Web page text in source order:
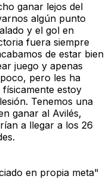
ganar lejos del
algún punto
y el gol en
fuera siempre
de estar bien
juego y apenas
pero les ha
estoy
Tenemos una
ganar al Avilés,
a llegar a los 26
en propia meta"